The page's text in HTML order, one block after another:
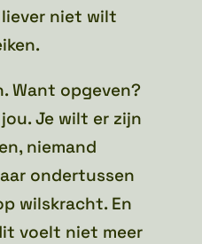
niet wilt
Want opgeven?
Je wilt er zijn
niemand
ondertussen
wilskracht. En
voelt niet meer